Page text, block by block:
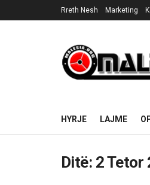
Rreth Nesh Marketing
HYRJE LAJME
Ditë: 2 Tetor